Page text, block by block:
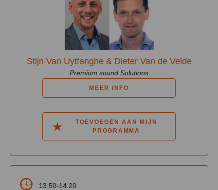
Stijn Van Uytfanghe & Dieter Van de Velde
Premium sound Solutions
MEER INFO
TOEVOEGEN AAN MIJN
PROGRAMMA
13:50-14:20